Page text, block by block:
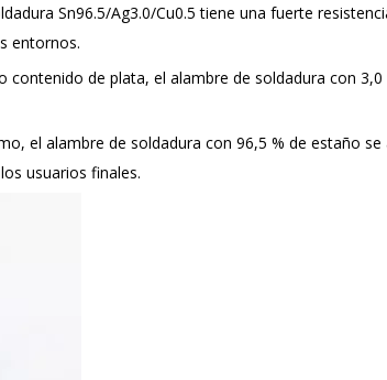
Sn96.5/Ag3.0/Cu0.5 tiene una fuerte
entornos.
contenido de plata, el alambre de soldadura con
el alambre de soldadura con 96,5 % de estaño
usuarios finales.